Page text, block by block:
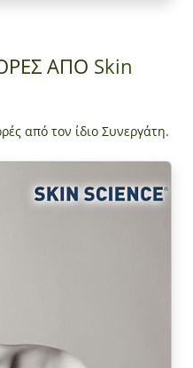
ΑΠΟ Skin
από τον ίδιο Συνεργάτη.